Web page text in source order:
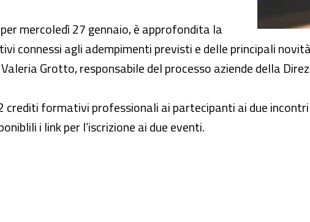
mercoledì 27 gennaio, è approfondita la
connessi agli adempimenti previsti e delle principali
Grotto, responsabile del processo aziende della
crediti formativi professionali ai partecipanti ai due
i link per l’iscrizione ai due eventi.